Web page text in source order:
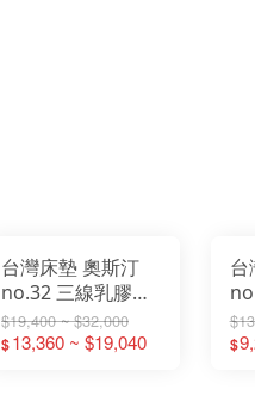
台灣床墊 奧斯汀
no.32 三線乳膠雙
色硬式獨立筒 床墊
3.5尺單人加大床墊
$19,400 ~ $32,000
$13,360 ~ $19,040
台
床
單
$